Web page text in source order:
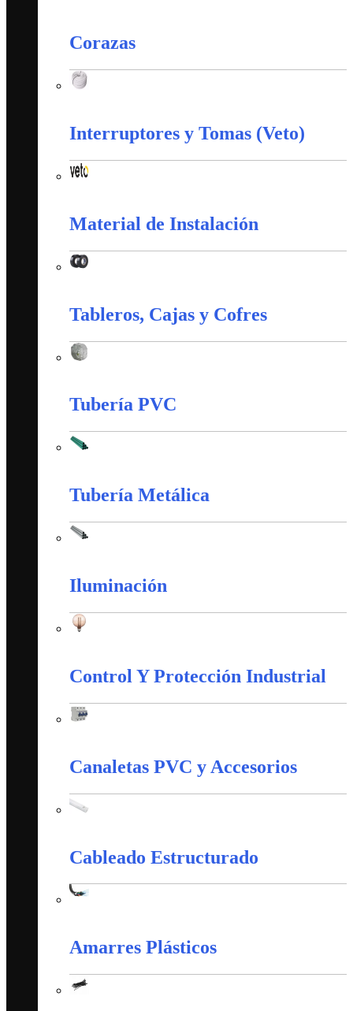
Corazas
Interruptores y Tomas (Veto)
Material de Instalación
Tableros, Cajas y Cofres
Tubería PVC
Tubería Metálica
Iluminación
Control Y Protección Industrial
Canaletas PVC y Accesorios
Cableado Estructurado
Amarres Plásticos